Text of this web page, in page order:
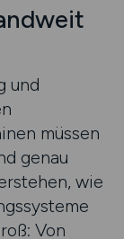
und
müssen
genau
wie
Von